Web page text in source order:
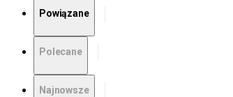
Powiązane
Polecane
Najnowsze